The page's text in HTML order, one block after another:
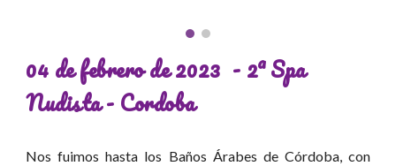
04 de febrero de 2023 - 2ª Spa
Nudista - Cordoba
Nos fuimos hasta los Baños Árabes de Córdoba, con